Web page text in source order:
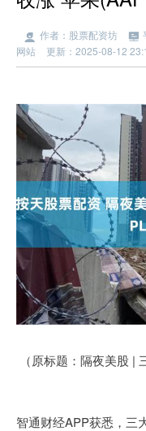
作者：股票配资坊
网站
更新：2025-08-12
（原标题：隔夜美股 |
智通财经APP获悉，三